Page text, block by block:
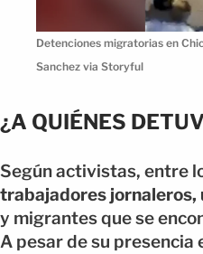
Detenciones migratorias en
Sanchez via Storyful
¿A QUIÉNES
Según activistas, entre
trabajadores jornaleros,
y migrantes que se
A pesar de su presencia